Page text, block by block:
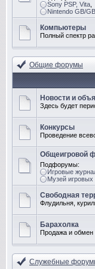
Sony PSP, Vita
Nintendo GB/
Компьютеры
Полный спектр
Общие форумы
Новости и
Здесь будет
Конкурсы
Проведение
Общеигровой
Подфорумы:
Игровые
Музей игровых
Свободная
Флудильня,
Барахолка
Продажа и обмен
Служебные